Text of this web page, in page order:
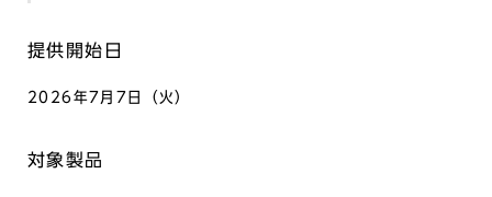
提供開始日
2026年7月7日（火）
対象製品